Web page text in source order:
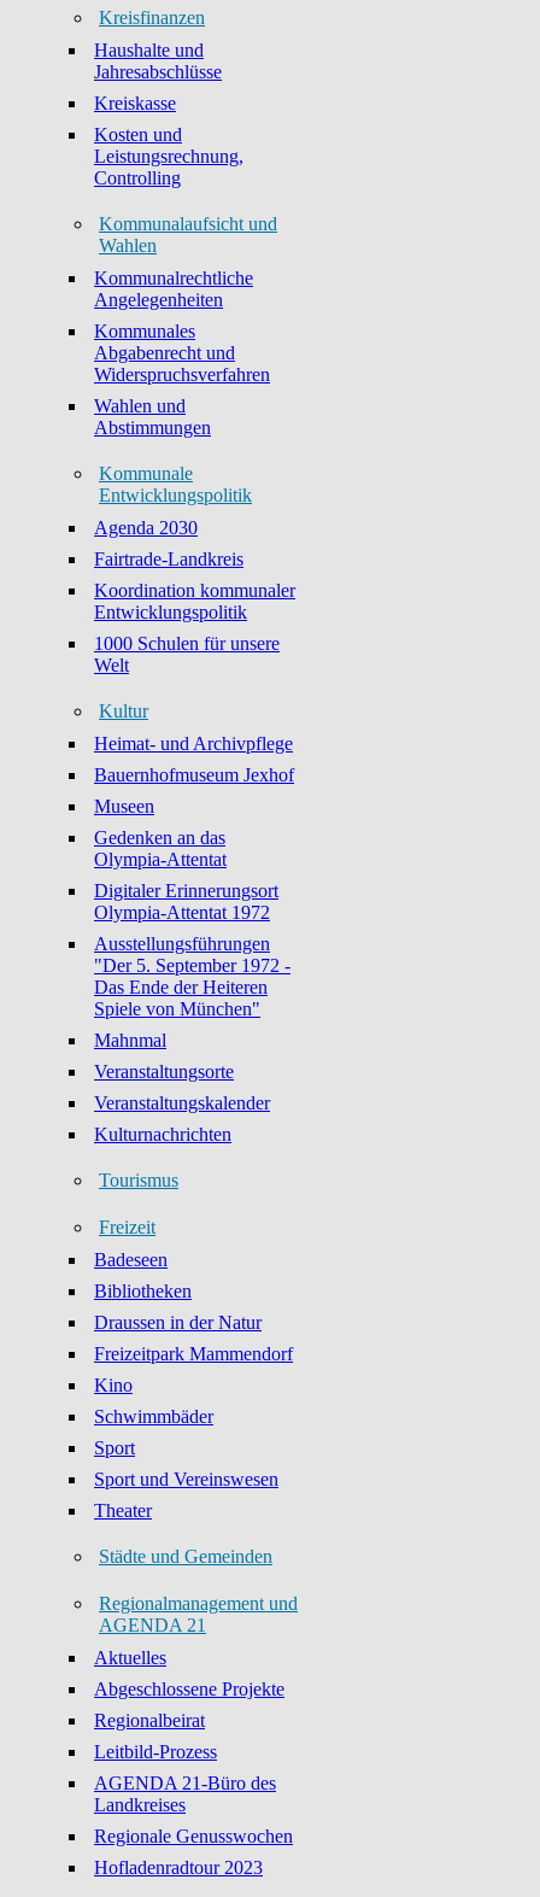
Kreisfinanzen
Haushalte und
Jahresabschlüsse
Kreiskasse
Kosten und
Leistungsrechnung,
Controlling
Kommunalaufsicht und
Wahlen
Kommunalrechtliche
Angelegenheiten
Kommunales
Abgabenrecht und
Widerspruchsverfahren
Wahlen und
Abstimmungen
Kommunale
Entwicklungspolitik
Agenda 2030
Fairtrade-Landkreis
Koordination kommunaler
Entwicklungspolitik
1000 Schulen für unsere
Welt
Kultur
Heimat- und Archivpflege
Bauernhofmuseum Jexhof
Museen
Gedenken an das
Olympia-Attentat
Digitaler Erinnerungsort
Olympia-Attentat 1972
Ausstellungsführungen
"Der 5. September 1972 -
Das Ende der Heiteren
Spiele von München"
Mahnmal
Veranstaltungsorte
Veranstaltungskalender
Kulturnachrichten
Tourismus
Freizeit
Badeseen
Bibliotheken
Draussen in der Natur
Freizeitpark Mammendorf
Kino
Schwimmbäder
Sport
Sport und Vereinswesen
Theater
Städte und Gemeinden
Regionalmanagement und
AGENDA 21
Aktuelles
Abgeschlossene Projekte
Regionalbeirat
Leitbild-Prozess
AGENDA 21-Büro des
Landkreises
Regionale Genusswochen
Hofladenradtour 2023